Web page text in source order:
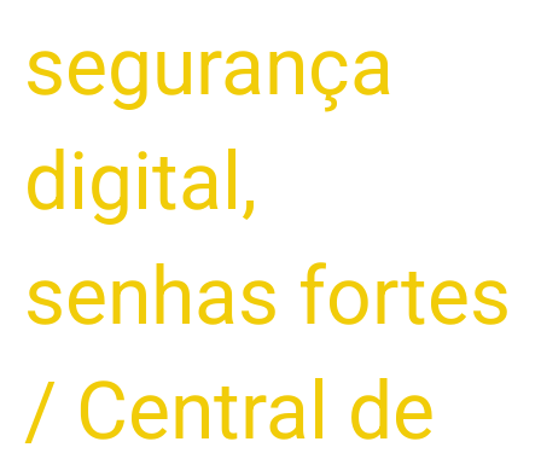
segurança
digital ,
senhas fortes
/ Central de